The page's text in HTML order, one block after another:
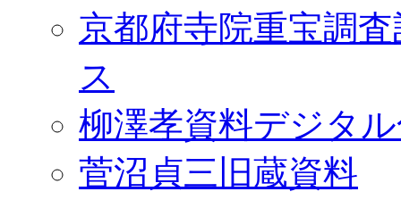
京都府寺院重宝調
ス
柳澤孝資料デジタ
菅沼貞三旧蔵資料